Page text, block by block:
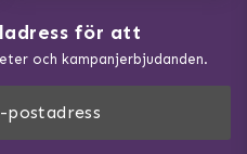
för att
och kampanjerbjudanden.